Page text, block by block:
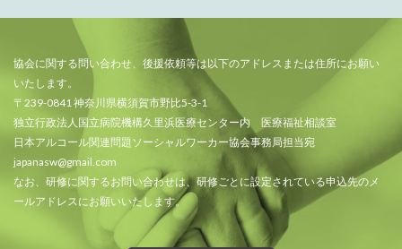
協会に関する問い合わせ、後援依頼等は以下のアドレスまたは住所にお願い
いたします。
〒239-0841 神奈川県横須賀市野比5-3-1
独立行政法人国立病院機構久里浜医療センター内 医療福祉相談室
日本アルコール関連問題ソーシャルワーカー協会事務局担当宛
japanasw@gmail.com
なお、研修に関するお問い合わせは、研修ごとに設定されている申込先のメ
ールアドレスにお願いいたします。